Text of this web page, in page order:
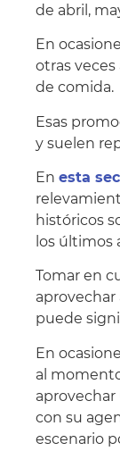
de abril,
En
otras
de comida.
Esas
y suelen
En esta
históricos
los últimos
Tomar en
puede
En
al
con su
escenario